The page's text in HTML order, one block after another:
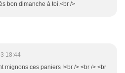
bon dimanche à toi.<br />
18:44
mignons ces paniers !<br /> <br /> <br